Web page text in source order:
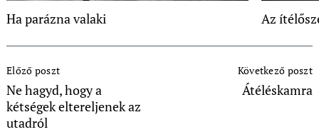
Ha parázna valaki Az
Navigation
Előző poszt
Ne hagyd, hogy a
kétségek eltereljenek az
utadról
Következő poszt
Átéléskamra